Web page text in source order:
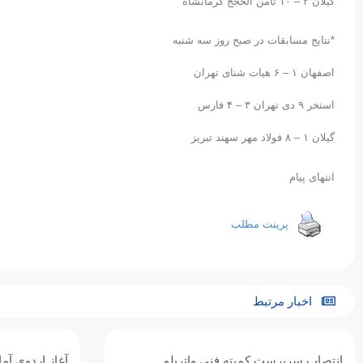
*نتایج مسابقات در صبح روز سه شنبه
اصفهان ۱ – ۶ هیات شنای تهران
استخر ۹ دی تهران ۳ – ۴ فارس
گیلان ۱ – ۸ فولاد مهر سهند تبریز
انتهای پیام
پرینت مطلب
اخبار مرتبط
آغاز اردوی آماده‌سازی تیم ملی واترپلوی
تیم ملی